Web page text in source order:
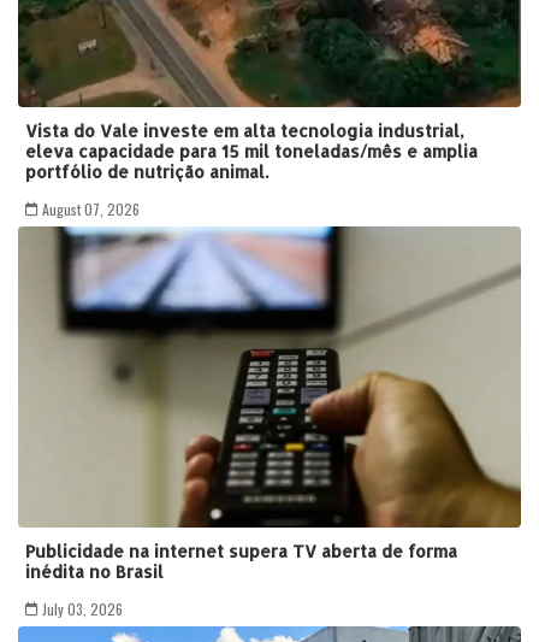
Vista do Vale investe em alta tecnologia industrial,
eleva capacidade para 15 mil toneladas/mês e amplia
portfólio de nutrição animal.
August 07, 2026
Publicidade na internet supera TV aberta de forma
inédita no Brasil
July 03, 2026